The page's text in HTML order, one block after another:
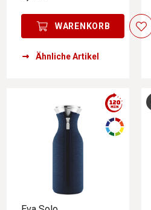
WARENKORB
Ähnliche Artikel